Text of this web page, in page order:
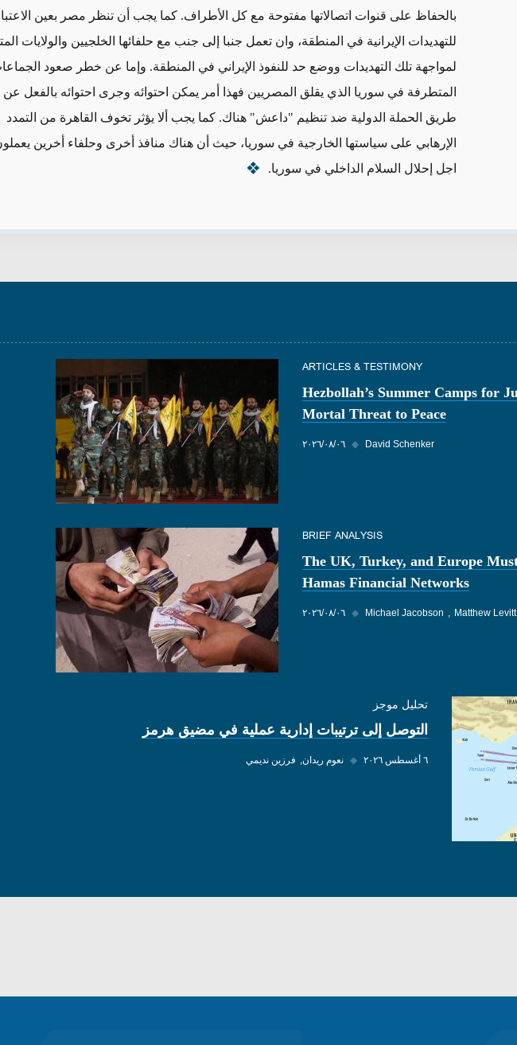
بالحفاظ على قنوات اتصالاتها مفتوحة مع كل الأطراف. كما يجب أن تنظر مصر بعين
للتهديدات الإيرانية في المنطقة، وان تعمل جنبا إلى جنب مع حلفائها الخلجيين والولايات
لمواجهة تلك التهديدات ووضع حد للنفوذ الإيراني في المنطقة. وإما عن خطر صعود
المتطرفة في سوريا الذي يقلق المصريين فهذا أمر يمكن احتوائه وجرى احتوائه بالفعل عن
طريق الحملة الدولية ضد تنظيم "داعش" هناك. كما يجب ألا يؤثر تخوف القاهرة من التمدد
الإرهابي على سياستها الخارجية في سوريا، حيث أن هناك منافذ أخرى وحلفاء أخرين
اجل إحلال السلام الداخلي في سوريا.
ARTICLES & TESTIMONY
Hezbollah’s Summer Camps for
Mortal Threat to Peace
٠٦‏/٠٨‏/٢٠٢٦ ◆ David Schenker
BRIEF ANALYSIS
The UK, Turkey, and Europe
Hamas Financial Networks
٠٦‏/٠٨‏/٢٠٢٦ ◆ Michael Jacobson Matthew Levitt
تحليل موجز
التوصل إلى ترتيبات إدارية عملية في مضيق هرمز
٦ أغسطس ٢٠٢٦ ◆ نعوم ريدان فرزين نديمي